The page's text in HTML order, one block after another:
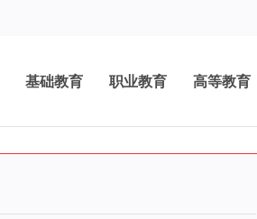
基础教育 职业教育 高等教育